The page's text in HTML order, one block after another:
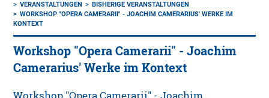
VERANSTALTUNGEN
BISHERIGE VERANSTALTUNGEN
WORKSHOP "OPERA CAMERARII" - JOACHIM CAMERARIUS' WERKE IM
KONTEXT
Workshop "Opera Camerarii" - Joachim
Camerarius' Werke im Kontext